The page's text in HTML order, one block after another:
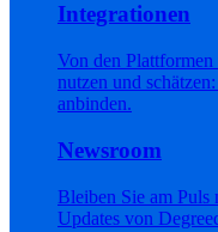
Integrationen
Von den
nutzen und
anbinden.
Newsroom
Bleiben Sie am Puls
Updates von